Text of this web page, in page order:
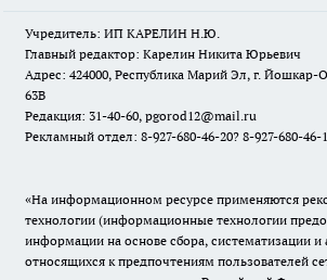
Учредитель: ИП КАРЕЛИН Н.Ю.
Главный редактор: Карелин Никита Юрьевич
Адрес: 424000, Республика Марий Эл, г. Йошкар-
63В
Редакция: 31-40-60, pgorod12@mail.ru
Рекламный отдел: 8-927-680-46-20? 8-927-680-
«На информационном ресурсе применяются
технологии (информационные технологии
информации на основе сбора, систематизации и
относящихся к предпочтениям пользователей